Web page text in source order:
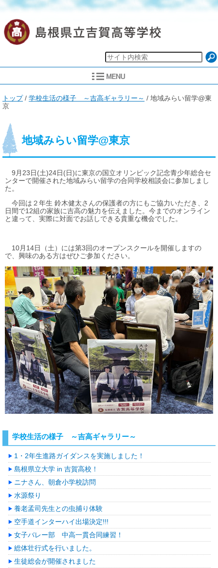
現
在
置：
トップ/ 学校生活の様子 ～吉高ギャラリー～ / 地域みらい留学@東
京
地域みらい留学@東京
9月23日(土)24日(日)に東京の国立オリンピック記念青少年総合セ
ンターで開催された地域みらい留学の合同学校相談会に参加しまし
た。
今回は２年生 鈴木健太さんの保護者の方にもご協力いただき、2
日間で12組の家族に吉高の魅力を伝えました。今までのオンライン
と違って、実際に対面でお話しできる貴重な機会でした。
10月14日（土）には第3回のオープンスクールを開催しますの
で、興味のある方はぜひご参加ください。
学校生活の様子 ～吉高ギャラリー～
1・2年生進路ガイダンスを実施しました！
島根県立大学 in 吉賀高校！
ニナさん、朝倉小学校訪問
水源祭り
養老孟司先生との虫捕り体験
空手道インターハイ出場決定!!!
女子バレー部 中高一貫合同練習！
総体壮行式を行いました。
生徒総会が開催されました